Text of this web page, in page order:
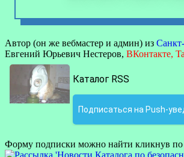
Автор (он же вебмастер и админ) из
Евгений Юрьевич Нестеров, ВКонтакте,
Форму подписки можно найти кликнув по